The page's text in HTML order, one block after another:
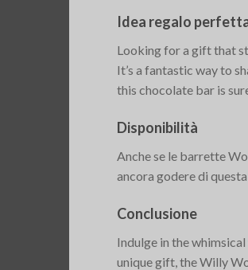
Idea regalo
Looking for a gift that
It’s a fantastic way to
this chocolate bar is
Disponibilità
Anche se le barrette
ancora godere di
Conclusione
Indulge in the
unique gift, the Willy